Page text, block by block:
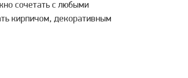
сочетать с любыми
кирпичом, декоративным